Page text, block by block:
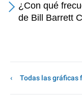
¿Con qué
de Bill Barrett
Todas las gráficas